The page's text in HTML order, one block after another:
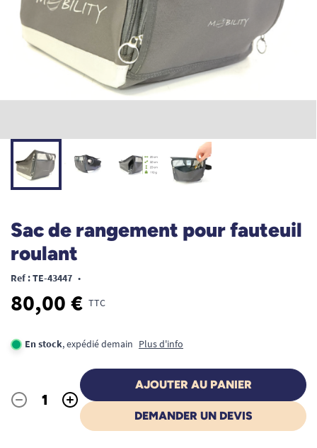
Sac de rangement pour fauteuil
roulant
Ref : TE-43447 •
80,00 € TTC
En stock, expédié demain Plus d'info
Quantité
- +
AJOUTER AU PANIER
DEMANDER UN DEVIS